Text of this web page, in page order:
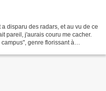
disparu des radars, et au vu de ce
pareil, j'aurais couru me cacher.
genre florissant à